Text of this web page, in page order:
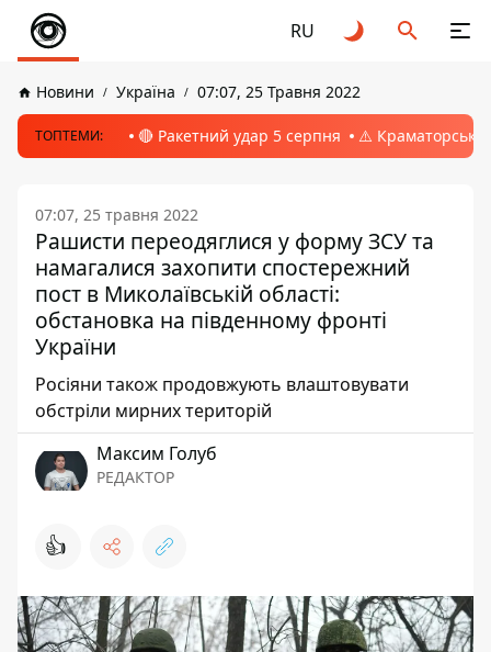
RU
Новини Україна 07:07, 25 Травня 2022
ТОПТЕМИ: 🔴 Ракетний удар 5 серпня ⚠️ Краматорськ,
07:07, 25 травня 2022
Рашисти переодяглися у форму ЗСУ та
намагалися захопити спостережний
пост в Миколаївській області:
обстановка на південному фронті
України
Росіяни також продовжують влаштовувати
обстріли мирних територій
Максим Голуб
РЕДАКТОР
👍